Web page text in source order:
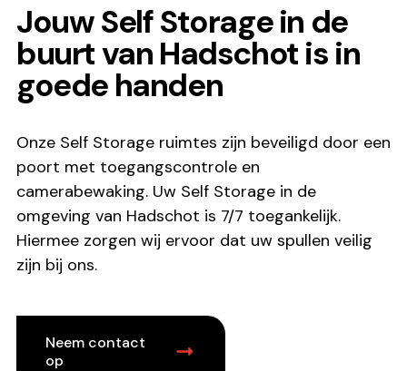
Jouw Self Storage in de
buurt van Hadschot is in
goede handen
Onze Self Storage ruimtes zijn beveiligd door een
poort met toegangscontrole en
camerabewaking. Uw Self Storage in de
omgeving van Hadschot is 7/7 toegankelijk.
Hiermee zorgen wij ervoor dat uw spullen veilig
zijn bij ons.
Neem contact
op